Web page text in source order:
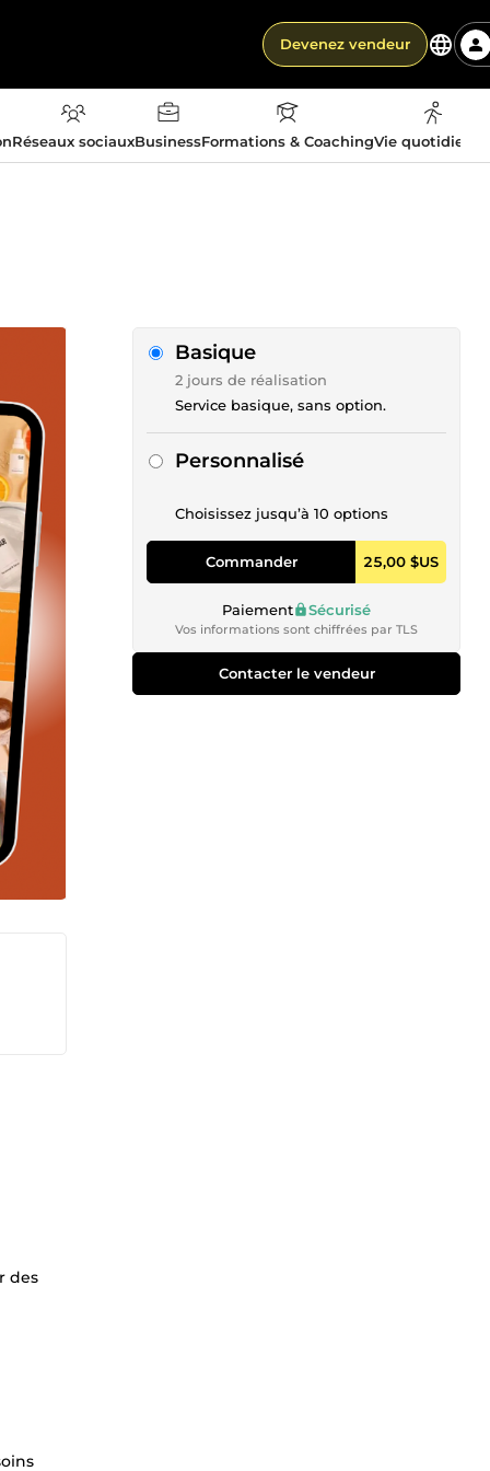
Devenez vendeur
Réseaux sociauxBusinessFormations & CoachingVie
des
Basique
2 jours de réalisation
Service basique, sans option.
Personnalisé
Choisissez jusqu’à 10 options
Commander 25,00 $US
Paiement Sécurisé
Vos informations sont chiffrées par TLS
Contacter le vendeur